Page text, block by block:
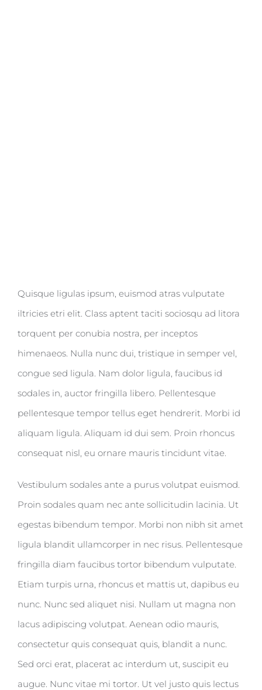
Quisque ligulas ipsum, euismod atras vulputate
iltricies etri elit. Class aptent taciti sociosqu ad litora
torquent per conubia nostra, per inceptos
himenaeos. Nulla nunc dui, tristique in semper vel,
congue sed ligula. Nam dolor ligula, faucibus id
sodales in, auctor fringilla libero. Pellentesque
pellentesque tempor tellus eget hendrerit. Morbi id
aliquam ligula. Aliquam id dui sem. Proin rhoncus
consequat nisl, eu ornare mauris tincidunt vitae.
Vestibulum sodales ante a purus volutpat euismod.
Proin sodales quam nec ante sollicitudin lacinia. Ut
egestas bibendum tempor. Morbi non nibh sit amet
ligula blandit ullamcorper in nec risus. Pellentesque
fringilla diam faucibus tortor bibendum vulputate.
Etiam turpis urna, rhoncus et mattis ut, dapibus eu
nunc. Nunc sed aliquet nisi. Nullam ut magna non
lacus adipiscing volutpat. Aenean odio mauris,
consectetur quis consequat quis, blandit a nunc.
Sed orci erat, placerat ac interdum ut, suscipit eu
augue. Nunc vitae mi tortor. Ut vel justo quis lectus